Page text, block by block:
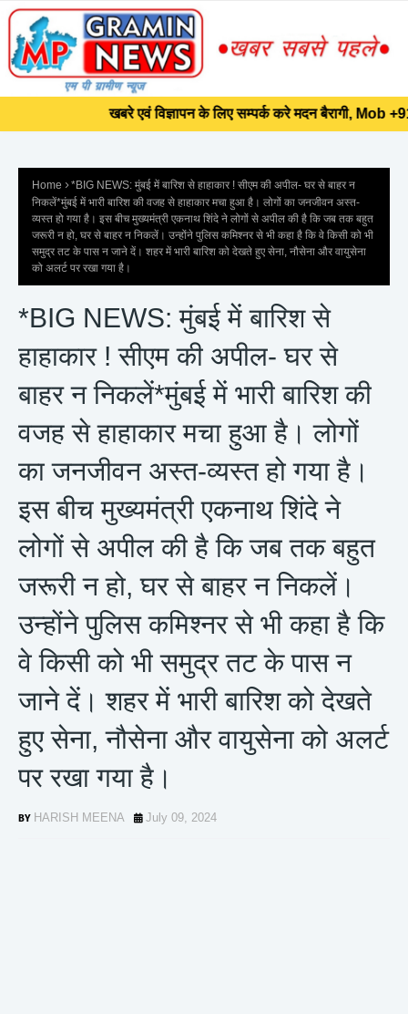
खबरे एवं विज्ञापन के लिए सम्पर्क करे मदन बैरागी, Mob +91
]]>
खबरे एवं विज्ञापन के लिए सम्पर्क करे मदन बैरागी, Mob +91
Home
*BIG NEWS: मुंबई में बारिश से हाहाकार ! सीएम की अपील- घर से बाहर न
निकलें*मुंबई में भारी बारिश की वजह से हाहाकार मचा हुआ है। लोगों का जनजीवन अस्त-
व्यस्त हो गया है। इस बीच मुख्यमंत्री एकनाथ शिंदे ने लोगों से अपील की है कि जब तक बहुत
जरूरी न हो, घर से बाहर न निकलें। उन्होंने पुलिस कमिश्नर से भी कहा है कि वे किसी को भी
समुद्र तट के पास न जाने दें। शहर में भारी बारिश को देखते हुए सेना, नौसेना और वायुसेना
को अलर्ट पर रखा गया है।
*BIG NEWS: मुंबई में बारिश से
हाहाकार ! सीएम की अपील- घर से
बाहर न निकलें*मुंबई में भारी बारिश की
वजह से हाहाकार मचा हुआ है। लोगों
का जनजीवन अस्त-व्यस्त हो गया है।
इस बीच मुख्यमंत्री एकनाथ शिंदे ने
लोगों से अपील की है कि जब तक बहुत
जरूरी न हो, घर से बाहर न निकलें।
उन्होंने पुलिस कमिश्नर से भी कहा है कि
वे किसी को भी समुद्र तट के पास न
जाने दें। शहर में भारी बारिश को देखते
हुए सेना, नौसेना और वायुसेना को अलर्ट
पर रखा गया है।
HARISH MEENA July 09, 2024